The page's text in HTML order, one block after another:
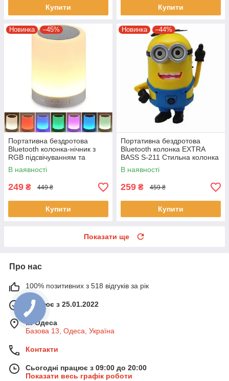
Купити Купити
Новинка –45%
Портативна бездротова
Bluetooth колонка-нічник з
RGB підсвічуванням та
сенсорним керуванням EL-
543-33 Біла
В наявності
249 ₴ 449 ₴
Купити
Новинка –44%
Портативна бездротова
Bluetooth колонка EXTRA
BASS S-211 Стильна колонка
з мікрофоном та гучним
зв'язком
В наявності
259 ₴ 459 ₴
Купити
Показати ще
Про нас
100% позитивних з 518 відгуків за рік
Працює з 25.01.2022
м. Одеса
Базова 13, Одеса, Україна
Контакти
Сьогодні працює з 09:00 до 20:00
Показати весь графік роботи